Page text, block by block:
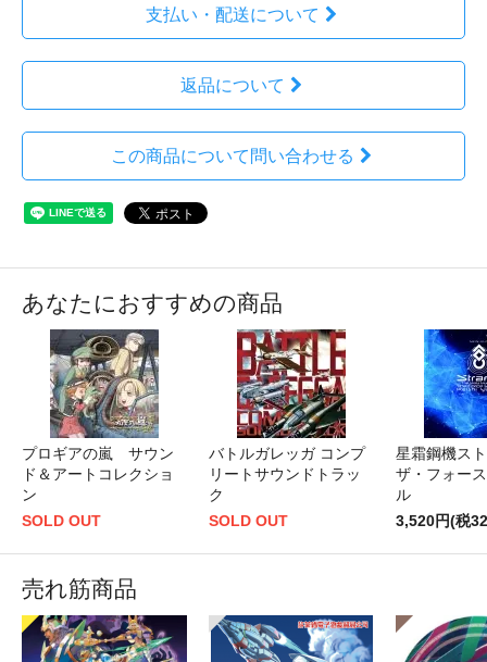
支払い・配送について
返品について
この商品について問い合わせる
あなたにおすすめの商品
プロギアの嵐 サウン
ド＆アートコレクショ
ン
SOLD OUT
バトルガレッガ コンプ
リートサウンドトラッ
ク
SOLD OUT
星霜鋼機ス
ザ・フォー
ル
3,520円(税
売れ筋商品